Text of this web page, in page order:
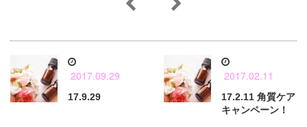
2017.09.29
17.9.29
2017.02.11
17.2.11 角質ケア
キャンペーン！